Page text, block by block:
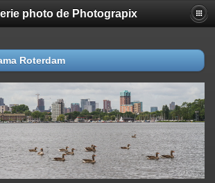
photo de Photograpix
Roterdam